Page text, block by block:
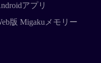
アプリ
版 Migakuメモリー